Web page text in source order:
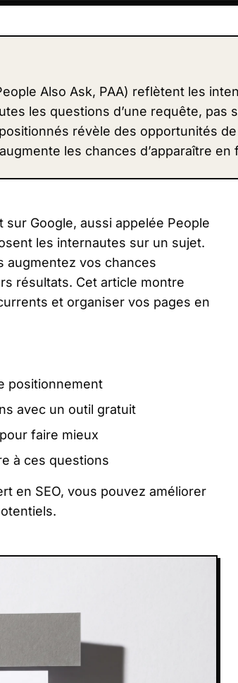
Also Ask, PAA) reflètent les
les questions d’une requête,
révèle des opportunités
les chances d’apparaître en
Google, aussi appelée People
les internautes sur un sujet.
augmentez vos chances
résultats. Cet article montre
et organiser vos pages en
positionnement
avec un outil gratuit
faire mieux
à ces questions
en SEO, vous pouvez améliorer